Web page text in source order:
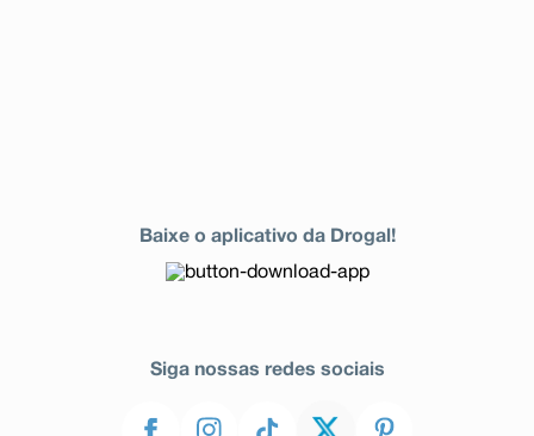
Baixe o aplicativo da Drogal!
Siga nossas redes sociais